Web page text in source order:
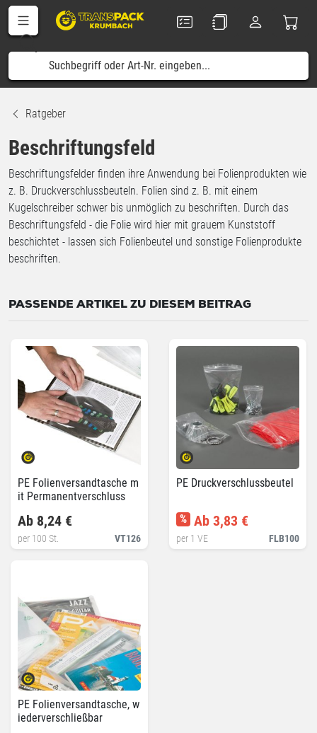
Ratgeber
Beschriftungsfeld
Beschriftungsfelder finden ihre Anwendung bei Folienprodukten wie
z. B. Druckverschlussbeuteln. Folien sind z. B. mit einem
Kugelschreiber schwer bis unmöglich zu beschriften. Durch das
Beschriftungsfeld - die Folie wird hier mit grauem Kunststoff
beschichtet - lassen sich Folienbeutel und sonstige Folienprodukte
beschriften.
PASSENDE ARTIKEL ZU DIESEM BEITRAG
PE Folienversandtasche m
it Permanentverschluss
VT126
Ab 8,24 €
per 100 St.
PE Druckverschlussbeutel
FLB100
% Ab 3,83 €
per 1 VE
PE Folienversandtasche, w
iederverschließbar